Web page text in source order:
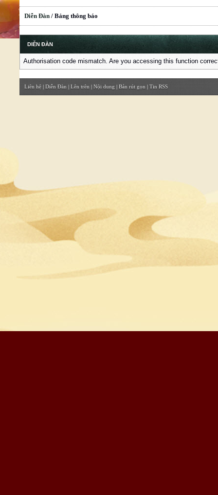
Diễn Đàn / Bảng thông báo
DIỄN ĐÀN
Authorisation code mismatch. Are you accessing this function
Liên hệ | Diễn Đàn | Lên trên | Nội dung | Bản rút gọn | Tin RSS